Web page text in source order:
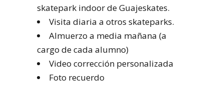
skatepark indoor de Guajeskates.
Visita diaria a otros skateparks.
Almuerzo a media mañana (a
cargo de cada alumno)
Video corrección personalizada
Foto recuerdo